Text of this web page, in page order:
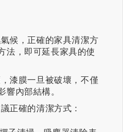
候，正確的家具清潔方
法，即可延長家具的使
漆膜一旦被破壞，不僅
內部結構。
正確的清潔方式：